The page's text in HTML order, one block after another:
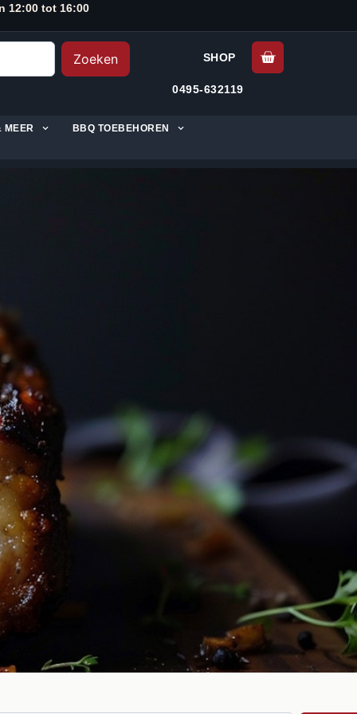
12:00 tot 16:00
SHOP
0495-632119
Zoeken
MEER BBQ TOEBEHOREN